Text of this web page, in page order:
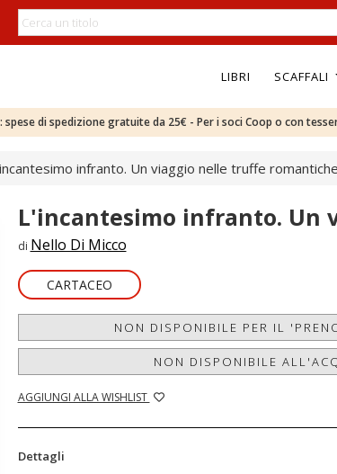
LIBRI SCAFFALI
spese di spedizione gratuite da 25€ - Per i soci Coop o con
infranto. Un viaggio nelle truffe romantiche
L'incantesimo infranto. Un
di Nello Di Micco
CARTACEO
NON DISPONIBILE PER IL
NON DISPONIBILE
AGGIUNGI ALLA WISHLIST
Dettagli